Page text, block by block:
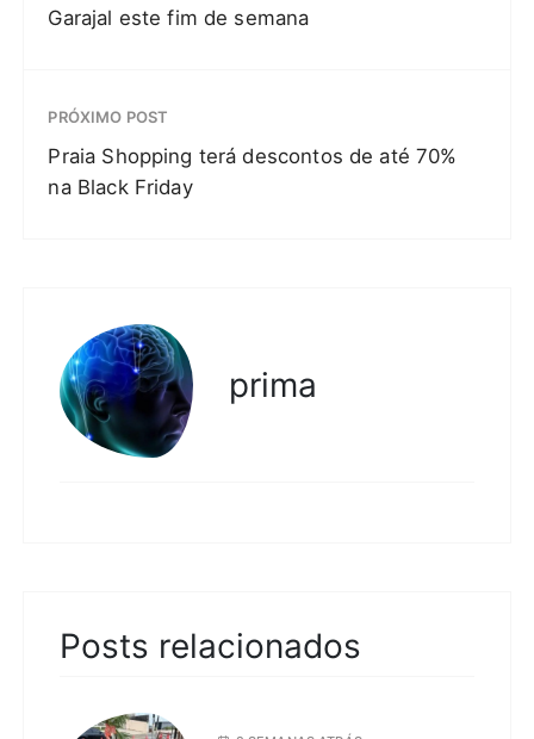
Garajal este fim de semana
PRÓXIMO POST
Praia Shopping terá descontos de até 70%
na Black Friday
prima
Posts relacionados